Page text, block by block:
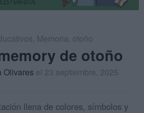
, Memoria, otoño
de otoño
Olivares el 23 septiembre, 2025
llena de colores, símbolos y